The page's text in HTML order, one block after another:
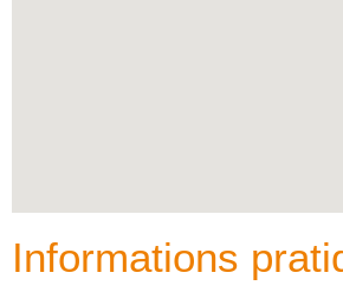
Informations